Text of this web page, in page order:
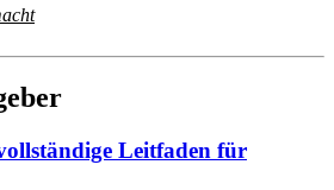
Leitfaden für